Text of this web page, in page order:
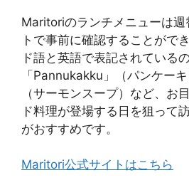
Maritoriのランチメニューは週
トで事前に確認することがで
ド語と英語で表記されている
「Pannukakku」（パンケー
（サーモンスープ）など、お
ド料理が登場する日を狙って
がおすすめです。
Maritori公式サイトはこちら